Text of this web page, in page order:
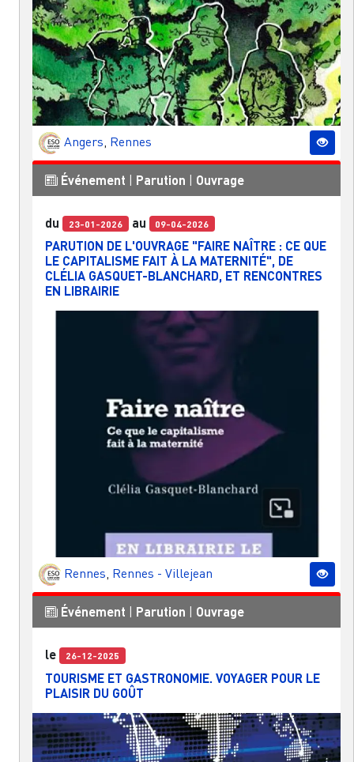
Angers, Rennes
Événement Parution Ouvrage
du 23-01-2026 au 09-04-2026
PARUTION DE L'OUVRAGE "FAIRE NAÎTRE : CE QUE
LE CAPITALISME FAIT À LA MATERNITÉ", DE
CLÉLIA GASQUET-BLANCHARD, ET RENCONTRES
EN LIBRAIRIE
Rennes, Rennes - Villejean
Événement Parution Ouvrage
le 26-12-2025
TOURISME ET GASTRONOMIE. VOYAGER POUR LE
PLAISIR DU GOÛT